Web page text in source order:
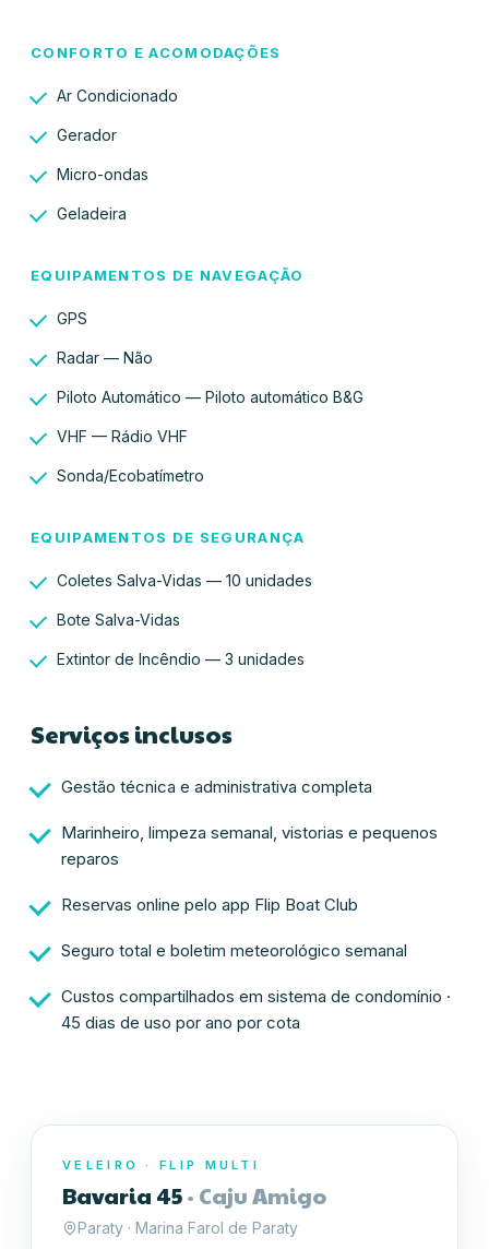
CONFORTO E ACOMODAÇÕES
Ar Condicionado
Gerador
Micro-ondas
Geladeira
EQUIPAMENTOS DE NAVEGAÇÃO
GPS
Radar — Não
Piloto Automático — Piloto automático B&G
VHF — Rádio VHF
Sonda/Ecobatímetro
EQUIPAMENTOS DE SEGURANÇA
Coletes Salva-Vidas — 10 unidades
Bote Salva-Vidas
Extintor de Incêndio — 3 unidades
Serviços inclusos
Gestão técnica e administrativa completa
Marinheiro, limpeza semanal, vistorias e pequenos
reparos
Reservas online pelo app Flip Boat Club
Seguro total e boletim meteorológico semanal
Custos compartilhados em sistema de condomínio ·
45 dias de uso por ano por cota
VELEIRO ·FLIP MULTI
Bavaria 45· Caju Amigo
Paraty · Marina Farol de Paraty